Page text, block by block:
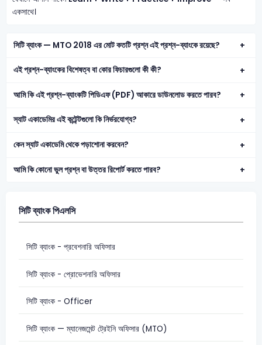
একসাথে।
সিটি ব্যাংক — MTO 2018 এর মোট কতটি প্রশ্ন এই প্রশ্ন-ব্যাংকে রয়েছে?
এই প্রশ্ন-ব্যাংকের বিশেষত্ব বা কোর ফিচারগুলো কী কী?
আমি কি এই প্রশ্ন-ব্যাংকটি পিডিএফ (PDF) আকারে ডাউনলোড করতে পারব?
স্যাট একাডেমির এই কন্টেন্টগুলো কি নির্ভরযোগ্য?
কেন স্যাট একাডেমি থেকে পড়াশোনা করবেন?
আমি কি কোনো ভুল প্রশ্ন বা উত্তর রিপোর্ট করতে পারব?
সিটি ব্যাংক পিএলসি
সিটি ব্যাংক - প্রবেশনারি অফিসার
সিটি ব্যাংক - প্রোভেশনারি অফিসার
সিটি ব্যাংক - Officer
সিটি ব্যাংক — ম্যানেজমেন্ট ট্রেইনি অফিসার (MTO)